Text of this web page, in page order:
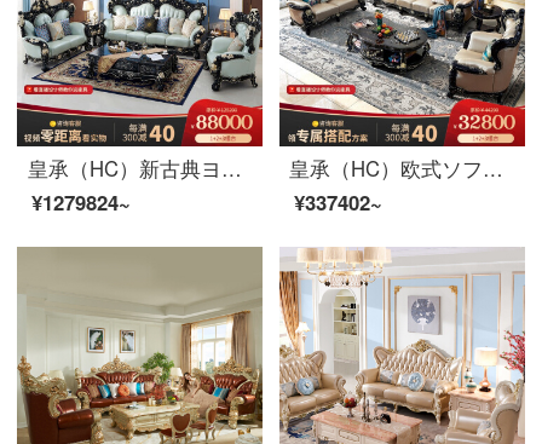
皇承（HC）新古典ヨーロッパ式の本革ソファー、お客様を歓迎する松実木彫刻リビングソファ888富貴迎客松全実木ソファ1124セット
¥1279824~
皇承（HC）欧式ソファ洋館の本革ソファアメリカ式軽量高分の実木ソファ家具886軽豪華黒古典/原木両面彫刻本物牛皮ソファ123
¥337402~